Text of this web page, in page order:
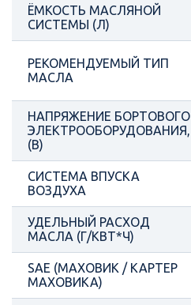
ЁМКОСТЬ МАСЛЯНОЙ
СИСТЕМЫ (Л)
РЕКОМЕНДУЕМЫЙ ТИП
МАСЛА
НАПРЯЖЕНИЕ БОРТОВОГО
ЭЛЕКТРООБОРУДОВАНИЯ,
(В)
СИСТЕМА ВПУСКА
ВОЗДУХА
УДЕЛЬНЫЙ РАСХОД
МАСЛА (Г/КВТ*Ч)
SAE (МАХОВИК / КАРТЕР
МАХОВИКА)